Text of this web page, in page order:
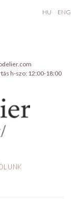
HU ENG
h-szo: 12:00-18:00